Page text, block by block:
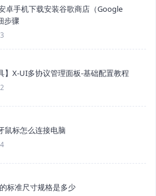
卓手机下载安装谷歌商店（Google
步骤
】X-UI多协议管理面板-基础配置教程
鼠标怎么连接电脑
标准尺寸规格是多少